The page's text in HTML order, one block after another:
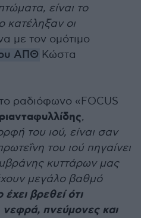
είναι το
κατέληξαν οι
με τον ομότιμο
ΑΠΘ Κώστα
ραδιόφωνο «FOCUS
,
του ιού, είναι σαν
του ιού πηγαίνει
κυττάρων μας
μεγάλο βαθμό
έχει βρεθεί ότι
νεφρά, πνεύμονες και